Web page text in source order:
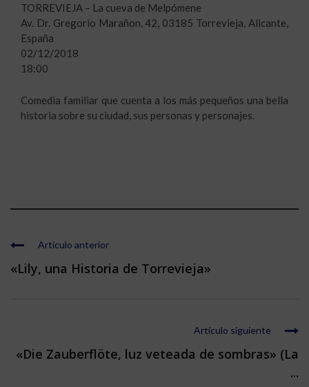
TORREVIEJA – La cueva de Melpómene
Av. Dr. Gregorio Marañon, 42, 03185 Torrevieja, Alicante,
España
02/12/2018
18:00
Comedia familiar que cuenta a los más pequeños una bella
historia sobre su ciudad, sus personas y personajes.
Artículo anterior
«Lily, una Historia de Torrevieja»
Artículo siguiente
«Die Zauberflöte, luz veteada de sombras» (La
...